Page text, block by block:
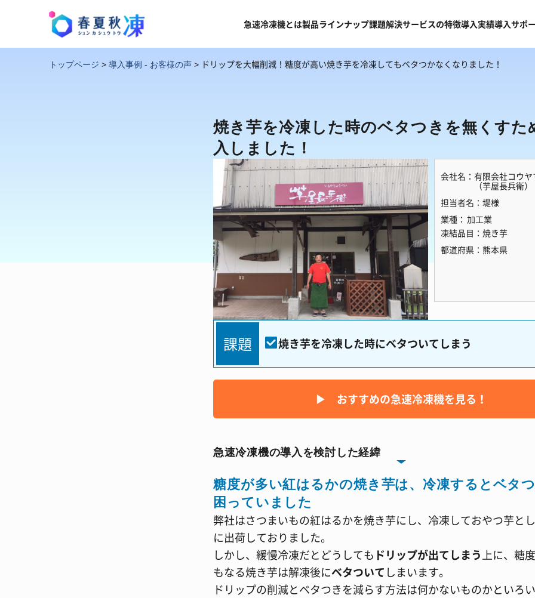
急速冷凍機とは製品ラインナップ課題解決サービスの特徴導入実績導入サポ
トップページ > 導入事例 - お客様の声> ドリップを大幅削減！糖度が高い焼き芋を冷凍してもベタつかなくなりました！
焼き芋を冷凍した時のベタつきを無くすた
入しました！
会社名： 有限会社コウヤ
（芋屋長兵衛）
担当者名： 堤様
業種： 加工業
凍結品目： 焼き芋
都道府県： 熊本県
課題 焼き芋を冷凍した時にベタついてしまう
▶︎ おすすめの急速冷凍機を見る！
急速冷凍機の導入を検討した経緯
糖度が多い紅はるかの焼き芋は、冷凍するとベタ
困っていました
弊社はさつまいもの紅はるかを焼き芋にし、冷凍しておやつ芋と
に出荷しておりました。
しかし、緩慢冷凍だとどうしても ドリップが出てしまう上に、糖
もなる焼き芋は解凍後にベタついて しまいます。
ドリップの削減とベタつきを減らす方法は何かないものかといろ